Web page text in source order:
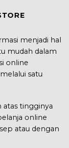
menjadi hal
mudah dalam
online
satu
atas tingginya
online
atau dengan